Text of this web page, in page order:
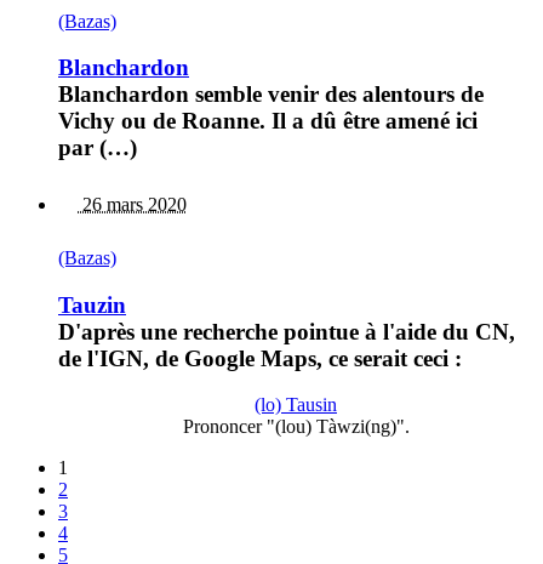
(Bazas)
Blanchardon
Blanchardon semble venir des alentours de
Vichy ou de Roanne. Il a dû être amené ici
par (…)
26 mars 2020
(Bazas)
Tauzin
D'après une recherche pointue à l'aide du CN,
de l'IGN, de Google Maps, ce serait ceci :
(lo) Tausin
Prononcer "(lou) Tàwzi(ng)".
1
2
3
4
5